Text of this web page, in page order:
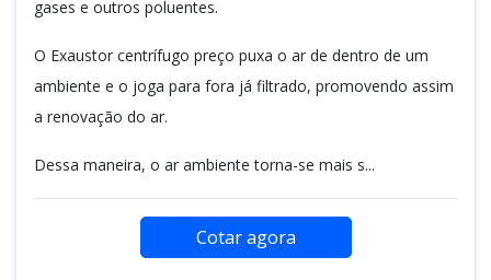
gases e outros poluentes.
O Exaustor centrífugo preço puxa o ar de dentro de um
ambiente e o joga para fora já filtrado, promovendo assim
a renovação do ar.
Dessa maneira, o ar ambiente torna-se mais s...
Cotar agora